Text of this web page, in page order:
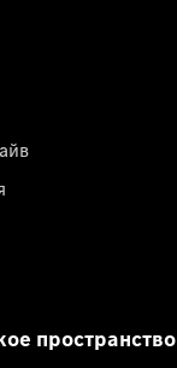
пространство